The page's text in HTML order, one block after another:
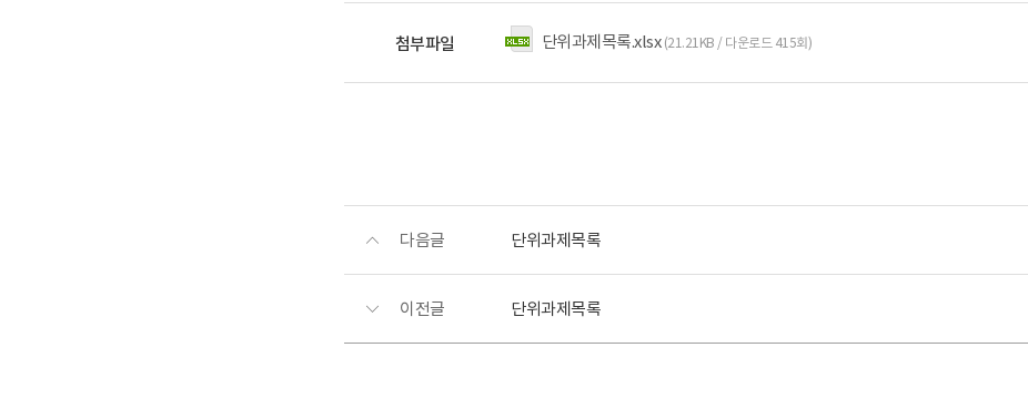
첨부파일 단위과제목록.xlsx (21.21KB / 다운로드 415회)
다음글 단위과제목록
이전글 단위과제목록